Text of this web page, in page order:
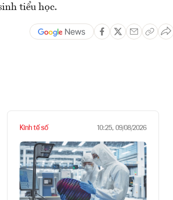
tiểu học.
Kinh tế số 10:25, 09/08/2026